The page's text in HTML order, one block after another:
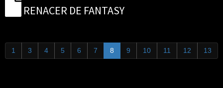
RENACER DE FANTASY
1 3 4 5 6 7 8 9 10 11 12 13